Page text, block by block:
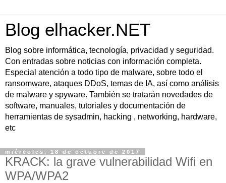
Blog elhacker.NET
Blog sobre informática, tecnología, privacidad y seguridad.
Con entradas sobre noticias con información completa.
Especial atención a todo tipo de malware, sobre todo el
ransomware, ataques DDoS, temas de IA, así como análisis
de malware y spyware. También se tratarán novedades de
software, manuales, tutoriales y documentación de
herramientas de sysadmin, hacking , networking, hardware,
etc
miércoles, 18 de octubre de 2017
KRACK: la grave vulnerabilidad Wifi en
WPA/WPA2